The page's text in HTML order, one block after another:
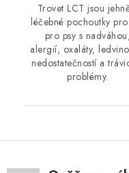
Trovet LCT jsou
léčebné pochoutky
pro psy s nadváhou,
alergií, oxaláty,
nedostatečností a
problémy.